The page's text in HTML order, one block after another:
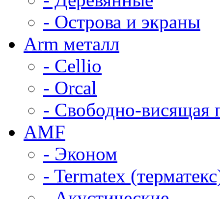
- Острова и экраны
Arm металл
- Cellio
- Orcal
- Свободно-висящая
AMF
- Эконом
- Termatex